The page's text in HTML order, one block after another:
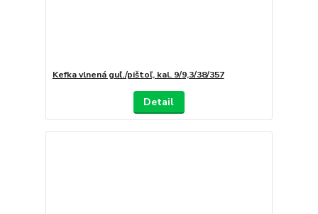
Kefka vlnená guľ./pištoľ, kal. 9/9,3/38/357
Detail